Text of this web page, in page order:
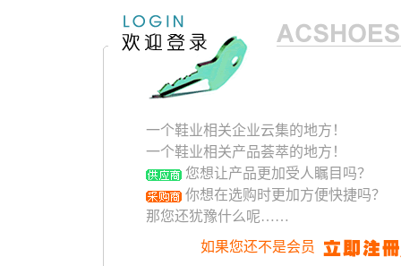
一个鞋业相关企业云集的地方！
一个鞋业相关产品荟萃的地方！
您想让产品更加受人瞩目吗？
你想在选购时更加方便快捷吗？
那您还犹豫什么呢……
如果您还不是会员